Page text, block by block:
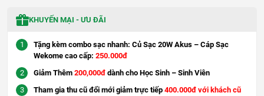
KHUYẾN MẠI - ƯU ĐÃI
Tặng kèm combo sạc nhanh: Củ Sạc 20W Akus – Cáp Sạc
Wekome cao cấp: 250.000đ
Giảm Thêm 200,000đ dành cho Học Sinh – Sinh Viên
Tham gia thu cũ đổi mới giảm trực tiếp 400.000đ với khách cũ